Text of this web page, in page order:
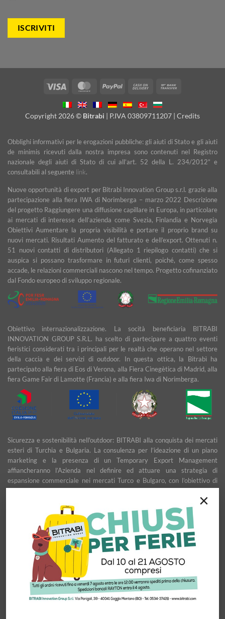
Visa MasterCardPayPal
Cash
Delivery
Copyright 2026 © Bitrabi | P.IVA 03809711207 | Credits
×
Obblighi informativi per le erogazioni pubbliche: gli aiuti di Stato e gli aiuti
de minimis ricevuti dalla nostra impresa sono contenuti nel Registro
nazionale degli aiuti di Stato di cui all’art. 52 della L. 234/2012” e
consultabili al seguente link.
Nuove opportunità di export per Bitrabi Innovation Group s.r.l. grazie alla
partecipazione alla fiera IWA di Norimberga – marzo 2022 Descrizione
del progetto Raggiungere una diffusione capillare in Europa, in particolare
ai mercati di interesse dell’azienda come Svezia, Finlandia e Norvegia
Obiettivi Aumentare la propria visibilità e portare il proprio brand su
nuovi mercati. Risultati Aumento del fatturato e dell’export. Ottenuti n.
51 nuovi contatti di distributori (Allegato 1 riepilogo contatti) che si
auspica si possano trasformare in futuri clienti, poiché, come spesso
accade, le relazioni commerciali nascono nel tempo. Progetto cofinanziato
dal Fondo europeo di sviluppo regionale.
Obiettivo internazionalizzazione. La socità beneficiaria BITRABI
INNOVATION GROUP S.R.L. ha scelto di partecipare a quattro eventi
fieristici considerati tra i principali per le realtà che operano nel settore
della caccia e dei servizi di outdoor. In questa ottica, la Bitrabì ha
partecipato alla fiera di Eos di Verona, alla Fiera Cinegètica di Madrid, alla
fiera Game Fair di Lamotte (Francia) e alla fiera Iwa di Norimberga.
Sicurezza e sostenibilità nell'outdoor: BITRABI alla conquista dei mercati
esteri di Turchia e Bulgaria. La consulenza per l’ideazione di un piano
marketing e la presenza di un Temporary Export Management
affiancheranno l’Azienda nel definire ed attuare una strategia di
espansione commerciale nei mercati Turco e Bulgaro, con l’obiettivo di
garantire uno sviluppo stabile e duraturo.